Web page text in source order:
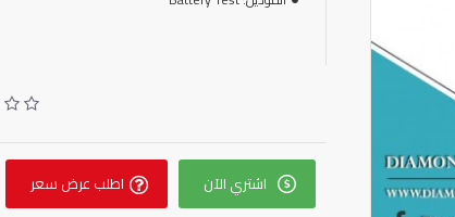
اشتري الآن اطلب عرض سعر